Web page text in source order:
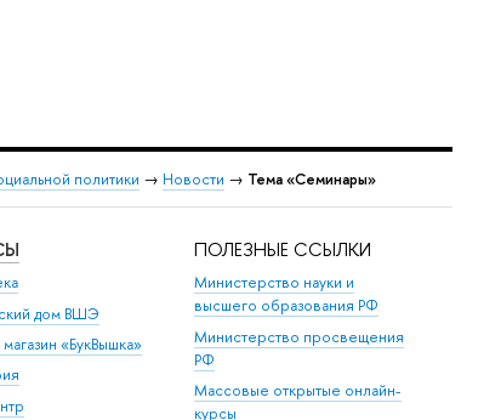
политики → Новости → Тема «Семинары»
дом ВШЭ
«БукВышка»
ПОЛЕЗНЫЕ ССЫЛКИ
Министерство науки и
высшего образования РФ
Министерство просвещения
РФ
Массовые открытые онлайн-
курсы